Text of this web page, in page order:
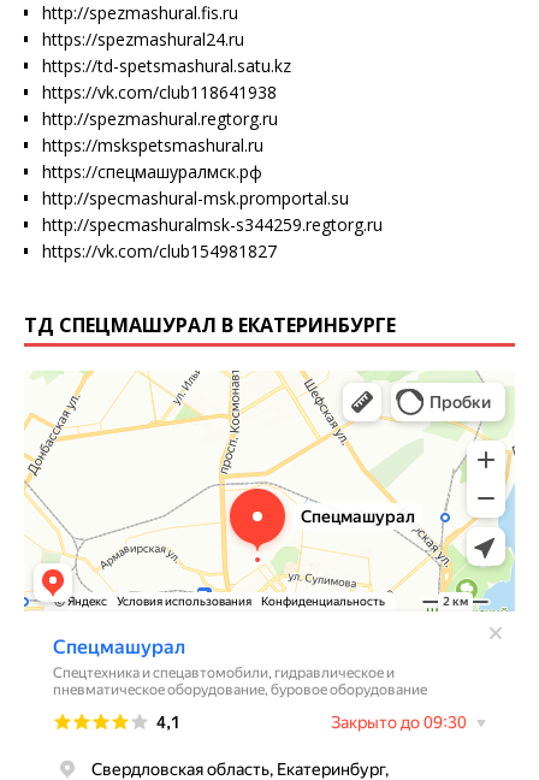
http://spezmashural.fis.ru
https://spezmashural24.ru
https://td-spetsmashural.satu.kz
https://vk.com/club118641938
http://spezmashural.regtorg.ru
https://mskspetsmashural.ru
https://спецмашуралмск.рф
http://specmashural-msk.promportal.su
http://specmashuralmsk-s344259.regtorg.ru
https://vk.com/club154981827
ТД СПЕЦМАШУРАЛ В ЕКАТЕРИНБУРГЕ